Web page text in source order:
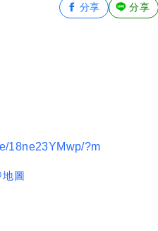
分享 分享
18ne23YMwp/?m
地圖